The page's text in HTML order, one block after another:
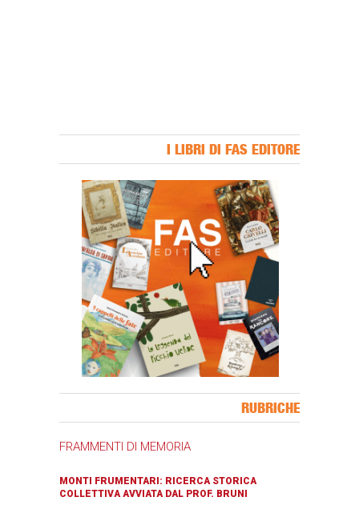
I LIBRI DI FAS EDITORE
RUBRICHE
FRAMMENTI DI MEMORIA
MONTI FRUMENTARI: RICERCA STORICA
COLLETTIVA AVVIATA DAL PROF. BRUNI